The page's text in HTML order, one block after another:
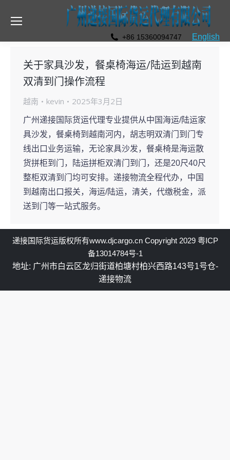
+86 15360094747 English
关于家具沙发，餐桌椅海运/陆运到越南
双清到门操作流程
越南 kevin 2025年3月2日
广州递接国际货运代理专业提供从中国海运/陆运家
具沙发，餐桌椅到越南河内，胡志明双清门到门专
线出口业务运输，无论家具沙发，餐桌椅是海运散
货拼柜到门，陆运拼柜双清门到门，还是20尺40尺
整柜双清到门均可安排。递接物流全程代办，中国
到越南出口报关，海运/陆运，清关，代缴税金，派
送到门等一站式服务。
递接国际货运版权所有www.djcargo.cnCopyright 2029 粤ICP
备13014784号-1
地址: 广州市白云区龙归街道柏塘村柏兴西路143号1号仓-
递接物流